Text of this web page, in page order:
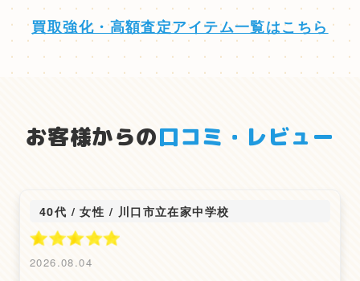
買取強化・高額査定アイテム一覧はこちら
お客様からの口コミ・レビュー
40代 / 女性 / 川口市立在家中学校
2026.08.04